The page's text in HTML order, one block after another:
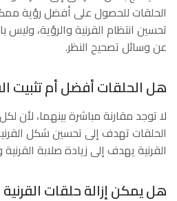
الحلقات للحصول على أفضل رؤية
تحسين انتظام القرنية والرؤية، وليس
عن وسائل تصحيح النظر.
هل الحلقات أفضل أم تثبيت
لا توجد مقارنة مباشرة بينهما، لأن
الحلقات تهدف إلى تحسين شكل القرنية
القرنية يهدف إلى زيادة صلابة
هل يمكن إزالة حلقات القرنية